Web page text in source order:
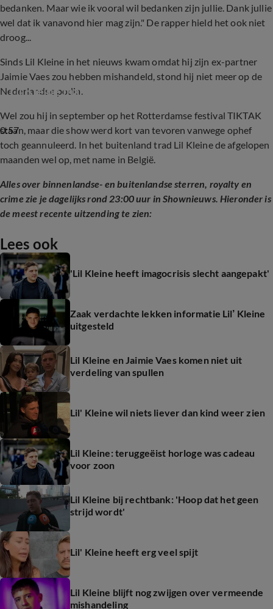
bedanken. Maar wie ik vooral wil bedanken zijn jullie. Dank jullie
wel dat ik vanavond hier mag zijn." De rapper hield het ook niet
droog...
Sinds Lil Kleine in het nieuws kwam omdat hij zijn ex-partner
Jaimie Vaes zou hebben mishandeld, stond hij niet meer op de
Nederlandse podia.
0:57
Lil Kleine maakt comeback in België
Wel zou hij in september op het Rotterdamse festival TIKTAK
staan, maar die show werd kort van tevoren vanwege ophef
toch geannuleerd. In het buitenland trad Lil Kleine de afgelopen
maanden wel op, met name in België.
Alles over binnenlandse- en buitenlandse sterren, royalty en
crime zie je dagelijks rond 23:00 uur in Shownieuws. Hieronder is
de meest recente uitzending te zien:
Lees ook
'Lil Kleine heeft imagocrisis slecht aangepakt'
Zaak verdachte lekken informatie Lil’ Kleine
uitgesteld
Lil Kleine en Jaimie Vaes komen niet uit
verdeling van spullen
Lil' Kleine wil niets liever dan kind weer zien
Lil Kleine: teruggeëist horloge was cadeau
voor zoon
Lil Kleine bij rechtbank: 'Hoop dat het geen
strijd wordt'
Lil' Kleine heeft erg veel spijt
Lil Kleine blijft nog zwijgen over vermeende
mishandeling